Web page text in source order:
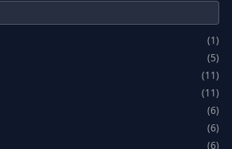
(1)
(5)
(11)
(11)
(6)
(6)
(6)